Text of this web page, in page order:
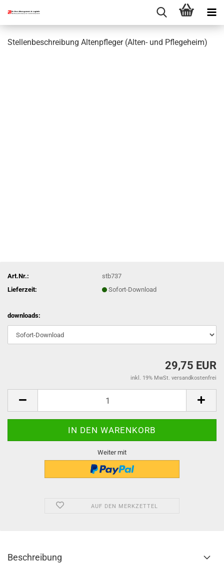
Stellenbeschreibung Altenpfleger (Alten- und Pflegeheim)
Art.Nr.:
stb737
Lieferzeit:
Sofort-Download
downloads:
29,75 EUR
inkl. 19% MwSt. versandkostenfrei
Weiter mit
AUF DEN MERKZETTEL
Beschreibung